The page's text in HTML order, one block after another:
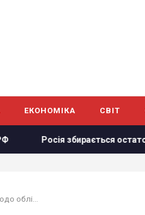
ЕКОНОМІКА СВІТ
Росія збирається остаточно